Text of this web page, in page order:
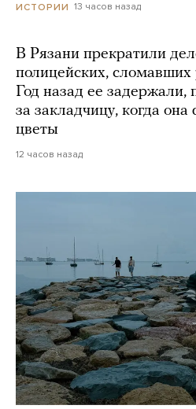
ИСТОРИИ 13 часов назад
В Рязани прекратили
полицейских, сломавших
Год назад ее задержали,
за закладчицу, когда
цветы
12 часов назад